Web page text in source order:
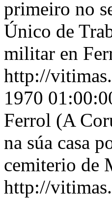
primeiro no
Único de
militar en
http://
1970
Ferrol (A
na súa casa
cemiterio de
http://